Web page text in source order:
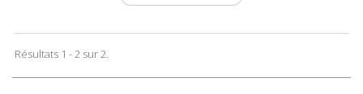
Résultats 1 - 2 sur 2.